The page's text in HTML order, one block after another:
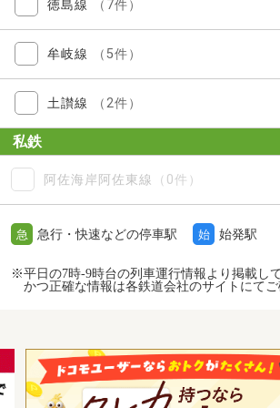
徳島線 （7件）
牟岐線 （5件）
土讃線 （2件）
私鉄
阿佐海岸阿佐東線 （0件）
急 急行・快速などの停車駅 始 始発駅
※平日の7時-9時台の列車運行情報より掲載し
かつ正確な情報は各鉄道会社のサイトにて